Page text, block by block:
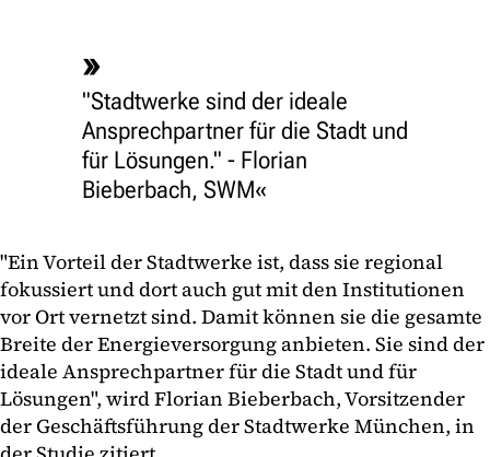
"Stadtwerke sind der ideale
Ansprechpartner für die Stadt und
für Lösungen." - Florian
Bieberbach, SWM
"Ein Vorteil der Stadtwerke ist, dass sie regional
fokussiert und dort auch gut mit den Institutionen
vor Ort vernetzt sind. Damit können sie die gesamte
Breite der Energieversorgung anbieten. Sie sind der
ideale Ansprechpartner für die Stadt und für
Lösungen", wird Florian Bieberbach, Vorsitzender
der Geschäftsführung der Stadtwerke München, in